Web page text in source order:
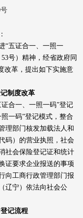
五证合一、一照一
号）精神，经省政府同
改革，提出如下实施意
制度改革
合一、一照一码”登记
一码”登记模式，整合
理部门核发加载法人和
码）的营业执照，社会
社会保险登记证和统计
证要求企业报送的事项
向工商行政管理部门报
辽宁）依法向社会公
记流程